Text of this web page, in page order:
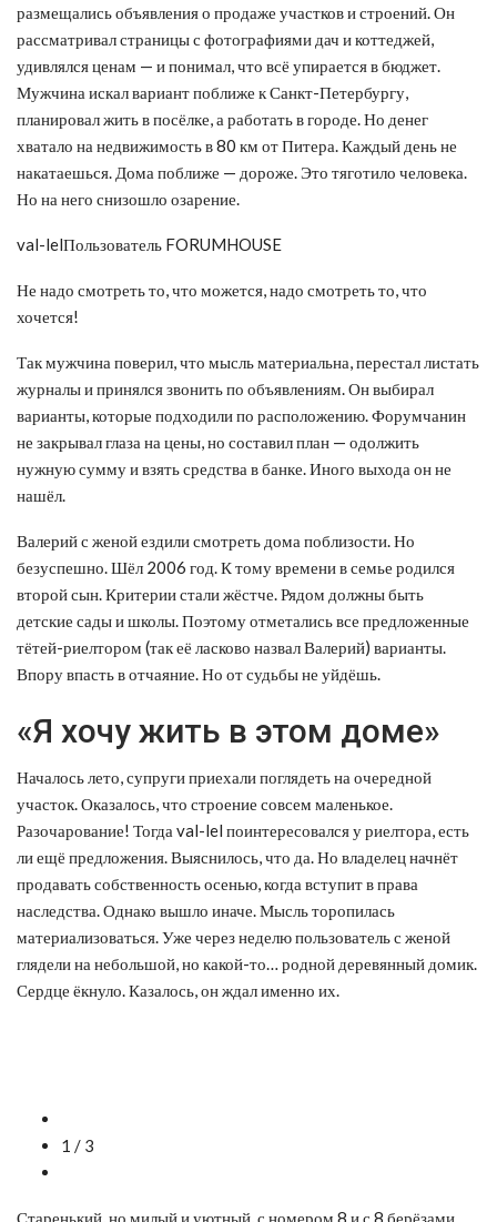
размещались объявления о продаже участков и строений. Он
рассматривал страницы с фотографиями дач и коттеджей,
удивлялся ценам — и понимал, что всё упирается в бюджет.
Мужчина искал вариант поближе к Санкт-Петербургу,
планировал жить в посёлке, а работать в городе. Но денег
хватало на недвижимость в 80 км от Питера. Каждый день не
накатаешься. Дома поближе — дороже. Это тяготило человека.
Но на него снизошло озарение.
val-lelПользователь FORUMHOUSE
Не надо смотреть то, что можется, надо смотреть то, что
хочется!
Так мужчина поверил, что мысль материальна, перестал листать
журналы и принялся звонить по объявлениям. Он выбирал
варианты, которые подходили по расположению. Форумчанин
не закрывал глаза на цены, но составил план — одолжить
нужную сумму и взять средства в банке. Иного выхода он не
нашёл.
Валерий с женой ездили смотреть дома поблизости. Но
безуспешно. Шёл 2006 год. К тому времени в семье родился
второй сын. Критерии стали жёстче. Рядом должны быть
детские сады и школы. Поэтому отметались все предложенные
тётей-риелтором (так её ласково назвал Валерий) варианты.
Впору впасть в отчаяние. Но от судьбы не уйдёшь.
«Я хочу жить в этом доме»
Началось лето, супруги приехали поглядеть на очередной
участок. Оказалось, что строение совсем маленькое.
Разочарование! Тогда val-lel поинтересовался у риелтора, есть
ли ещё предложения. Выяснилось, что да. Но владелец начнёт
продавать собственность осенью, когда вступит в права
наследства. Однако вышло иначе. Мысль торопилась
материализоваться. Уже через неделю пользователь с женой
глядели на небольшой, но какой-то… родной деревянный домик.
Сердце ёкнуло. Казалось, он ждал именно их.
1 / 3
Старенький, но милый и уютный, с номером 8 и с 8 берёзами